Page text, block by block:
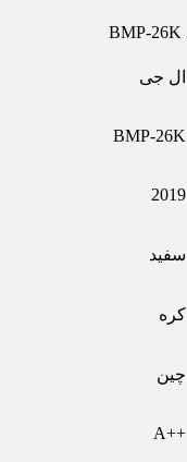
ال جی
BMP-26K
2019
سفید
کره
چین
++A